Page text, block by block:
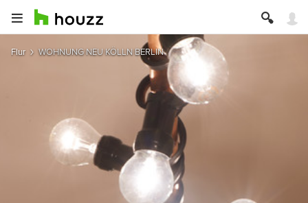
Flur WOHNUNG NEU KÖLLN BERLIN